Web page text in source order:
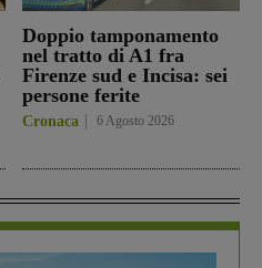
Doppio tamponamento
nel tratto di A1 fra
Firenze sud e Incisa: sei
persone ferite
Cronaca 6 Agosto 2026